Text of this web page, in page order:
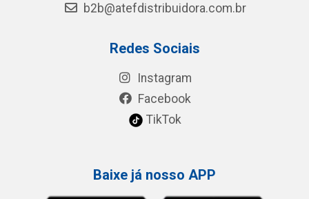
b2b@atefdistribuidora.com.br
Redes Sociais
Instagram
Facebook
TikTok
Baixe já nosso APP